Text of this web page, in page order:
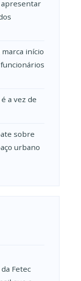
apresentar
início
a vez de
sobre
urbano
Fetec